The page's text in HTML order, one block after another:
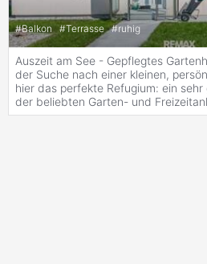
#Balkon #Terrasse #ruhig
Auszeit am See - Gepflegtes
der Suche nach einer kleinen,
hier das perfekte Refugium: ein
der beliebten Garten- und